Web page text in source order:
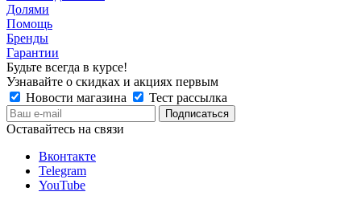
Долями
Помощь
Бренды
Гарантии
Будьте всегда в курсе!
Узнавайте о скидках и акциях первым
Новости магазина
Тест рассылка
Оставайтесь на связи
Вконтакте
Telegram
YouTube